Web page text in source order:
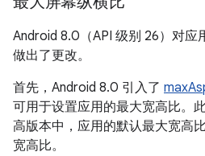
Android 8.0（API 级别 26）对应
做出了更改。
首先，Android 8.0 引入了
可用于设置应用的最大宽高比。
高版本中，应用的默认最大宽高
宽高比。